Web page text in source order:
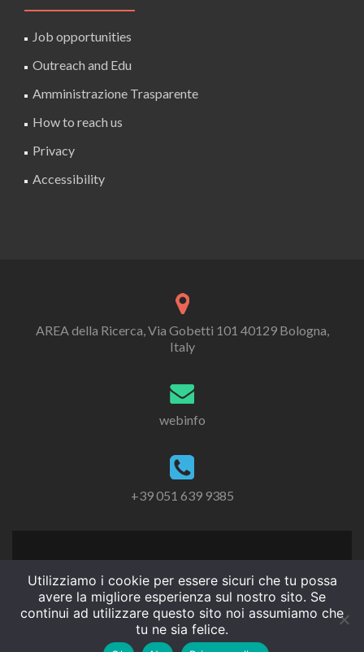
Job opportunities
Outreach and Edu
Amministrazione Trasparente
How to reach us
Privacy
Accessibility
AREA della Ricerca, Via Gobetti 101 40129 Bologna,
Italy
webinfo
+39 051 639 9385
Utilizziamo i cookie per essere sicuri che tu possa
avere la migliore esperienza sul nostro sito. Se
continui ad utilizzare questo sito noi assumiamo che
tu ne sia felice.